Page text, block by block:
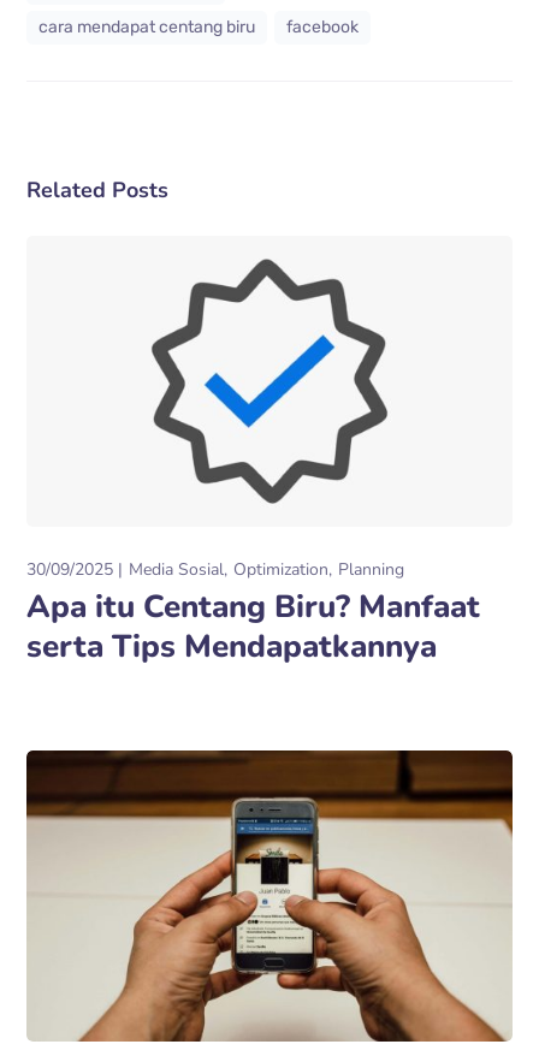
cara mendapat centang biru
facebook
Related Posts
30/09/2025 Media Sosial Optimization Planning
Apa itu Centang Biru? Manfaat
serta Tips Mendapatkannya